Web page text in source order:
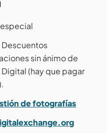
Descuentos
sin ánimo de
(hay que pagar
de fotografías